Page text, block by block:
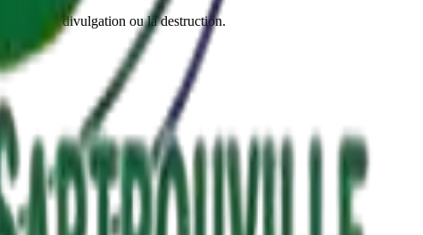
la divulgation ou la destruction.